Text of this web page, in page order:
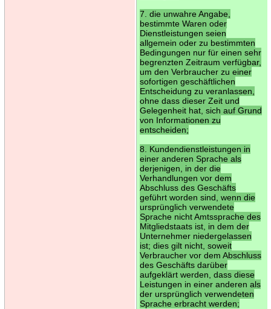
7. die unwahre Angabe,
bestimmte Waren oder
Dienstleistungen seien
allgemein oder zu bestimmten
Bedingungen nur für einen sehr
begrenzten Zeitraum verfügbar,
um den Verbraucher zu einer
sofortigen geschäftlichen
Entscheidung zu veranlassen,
ohne dass dieser Zeit und
Gelegenheit hat, sich auf Grund
von Informationen zu
entscheiden;
8. Kundendienstleistungen in
einer anderen Sprache als
derjenigen, in der die
Verhandlungen vor dem
Abschluss des Geschäfts
geführt worden sind, wenn die
ursprünglich verwendete
Sprache nicht Amtssprache des
Mitgliedstaats ist, in dem der
Unternehmer niedergelassen
ist; dies gilt nicht, soweit
Verbraucher vor dem Abschluss
des Geschäfts darüber
aufgeklärt werden, dass diese
Leistungen in einer anderen als
der ursprünglich verwendeten
Sprache erbracht werden;